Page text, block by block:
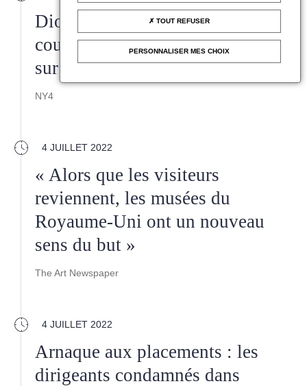
Dior fait du folklore dans la
couture parisienne, en s’appuyant
sur l’art ukrainien
NY4
4 JUILLET 2022
« Alors que les visiteurs
reviennent, les musées du
Royaume-Uni ont un nouveau
sens du but »
The Art Newspaper
4 JUILLET 2022
Arnaque aux placements : les
dirigeants condamnés dans
TOUT REFUSER
PERSONNALISER MES CHOIX